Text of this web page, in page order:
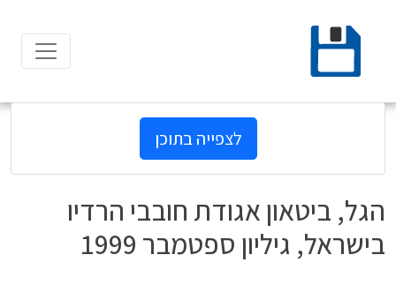
content
לצפייה בתוכן
הגל, ביטאון אגודת חובבי הרדיו
בישראל, גיליון ספטמבר 1999